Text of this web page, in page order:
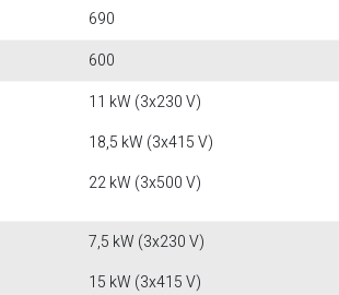
690
600
11 kW (3x230 V)
18,5 kW (3x415 V)
22 kW (3x500 V)
7,5 kW (3x230 V)
15 kW (3x415 V)